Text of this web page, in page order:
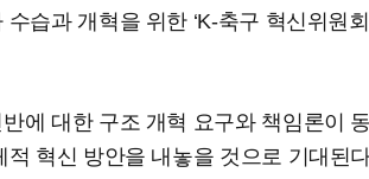
습과 개혁을 위한 ‘K-축구 혁신위원
에 대한 구조 개혁 요구와 책임론이
적 혁신 방안을 내놓을 것으로 기대된